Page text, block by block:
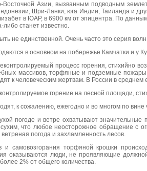
Азии, вызванным подводным
Шри-Ланки, юга Индии, Таиланда и
в ЮАР, в 6900 км от эпицентра. По
либо станет известно.
не единственной. Очень часто это серия
в основном на побережье Камчатки и у
процесс горения, стихийно
массивов, торфяные и подземные
к человеческим жертвам. В России в среднем
горение на лесной площади,
к сожалению, ежегодно и во многом по вине
погоде и ветре охватывают
сухим, что любое неосторожное обращение с
погода и захламленность лесов.
и самовозгорания торфяной крошки
оказываются люди, не проявляющие
2% от общего количества.